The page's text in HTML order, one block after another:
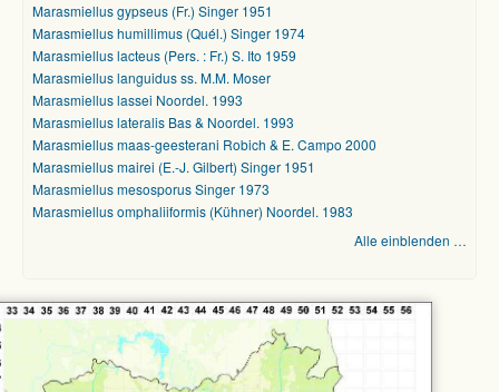
Marasmiellus gypseus (Fr.) Singer 1951
Marasmiellus humillimus (Quél.) Singer 1974
Marasmiellus lacteus (Pers. : Fr.) S. Ito 1959
Marasmiellus languidus ss. M.M. Moser
Marasmiellus lassei Noordel. 1993
Marasmiellus lateralis Bas & Noordel. 1993
Marasmiellus maas-geesterani Robich & E. Campo 2000
Marasmiellus mairei (E.-J. Gilbert) Singer 1951
Marasmiellus mesosporus Singer 1973
Marasmiellus omphaliiformis (Kühner) Noordel. 1983
Alle einblenden …